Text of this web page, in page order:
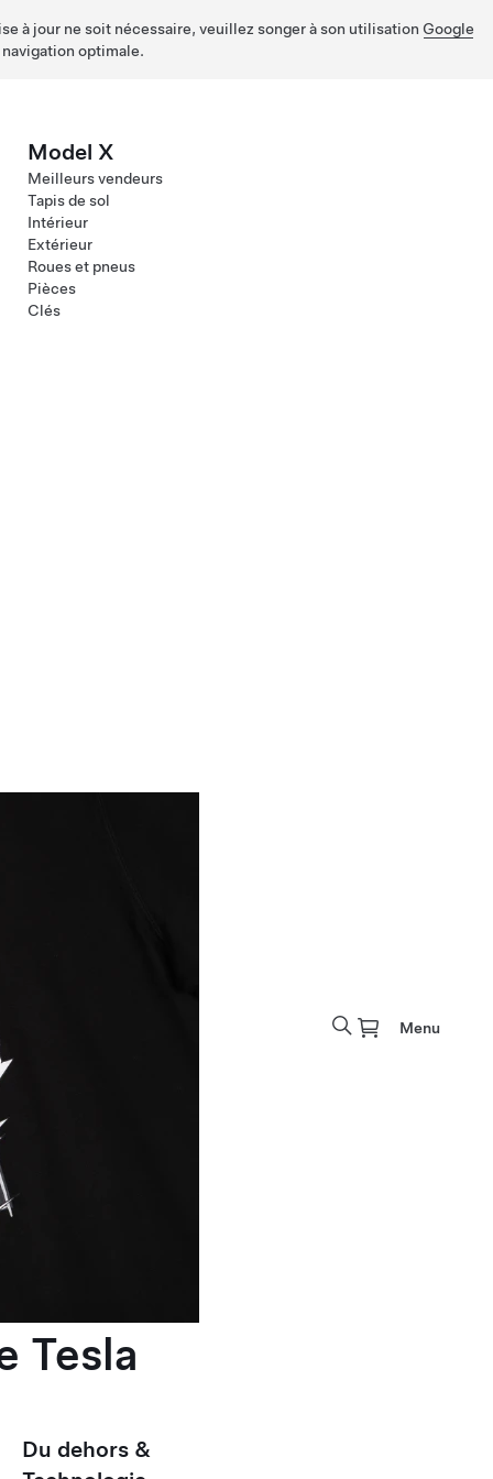
à jour ne soit nécessaire, veuillez songer à son utilisation Google
optimale.
Model X
Meilleurs vendeurs
Tapis de sol
Intérieur
Extérieur
Roues et pneus
Pièces
Clés
Tesla
Du dehors &
Menu